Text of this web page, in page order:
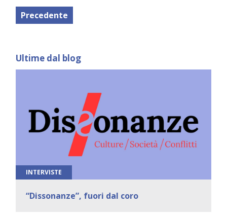
Precedente
Ultime dal blog
INTERVISTE
“Dissonanze”, fuori dal coro